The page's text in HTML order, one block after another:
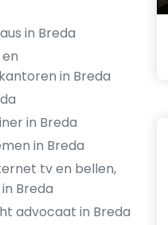
in Breda
in Breda
in Breda
in Breda
tv en bellen,
Breda
advocaat in Breda